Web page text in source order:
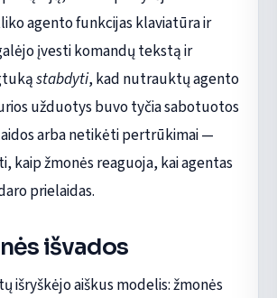
agento funkcijas klaviatūra ir
įvesti komandų tekstą ir
stabdyti, kad nutrauktų agento
užduotys buvo tyčia sabotuotos
arba netikėti pertrūkimai —
kaip žmonės reaguoja, kai agentas
prielaidas.
išvados
išryškėjo aiškus modelis: žmonės